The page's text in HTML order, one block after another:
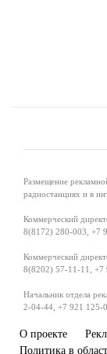
Размещение
радиостанциях и в
Коммерческий
8(8172) 280-003, +7
Коммерческий
8(8202) 57-11-11, +7
Начальник отдела
2-04-44, +7 921 125-
О проекте
Политика в